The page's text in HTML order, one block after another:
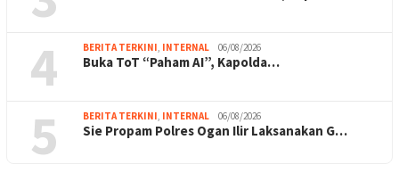
4 BERITA TERKINI, INTERNAL 06/08/2026
Buka ToT “Paham AI”, Kapolda…
5 BERITA TERKINI, INTERNAL 06/08/2026
Sie Propam Polres Ogan Ilir Laksanakan G…